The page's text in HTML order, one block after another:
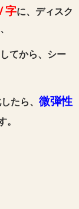
字に、ディスク
てから、シー
たら、 微弾性
。